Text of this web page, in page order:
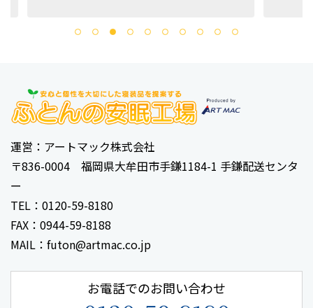
運営：アートマック株式会社
〒836-0004 福岡県大牟田市手鎌1184-1 手鎌配送センタ
ー
TEL：0120-59-8180
FAX：0944-59-8188
MAIL：futon@artmac.co.jp
お電話でのお問い合わせ